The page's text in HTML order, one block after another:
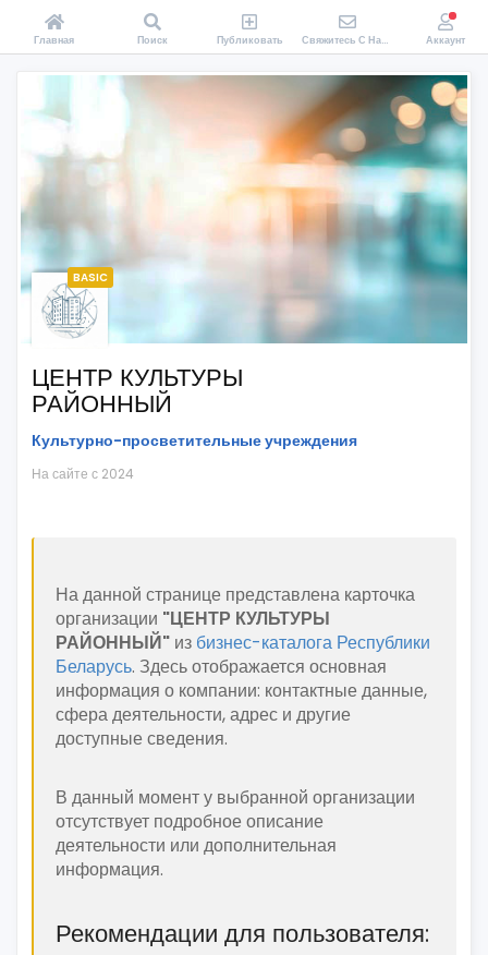
BASIC
ЦЕНТР КУЛЬТУРЫ
РАЙОННЫЙ
Культурно-просветительные учреждения
На сайте с 2024
На данной странице представлена карточка
организации "ЦЕНТР КУЛЬТУРЫ
РАЙОННЫЙ" из бизнес-каталога Республики
Беларусь. Здесь отображается основная
информация о компании: контактные данные,
сфера деятельности, адрес и другие
доступные сведения.
В данный момент у выбранной организации
отсутствует подробное описание
деятельности или дополнительная
информация.
Рекомендации для пользователя:
Главная Поиск Публиковать Свяжитесь С Нами Аккаунт